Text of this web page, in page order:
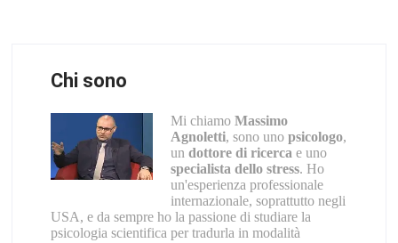
Chi sono
Mi chiamo Massimo
Agnoletti, sono uno psicologo,
un dottore di ricerca e uno
specialista dello stress. Ho
un'esperienza professionale
internazionale, soprattutto negli
USA, e da sempre ho la passione di studiare la
psicologia scientifica per tradurla in modalità